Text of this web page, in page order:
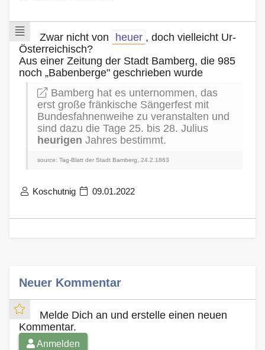
Zwar nicht von heuer , doch vielleicht Ur-
Österreichisch?
Aus einer Zeitung der Stadt Bamberg, die 985
noch „Babenberge" geschrieben wurde
Bamberg hat es unternommen, das
erst große fränkische Sängerfest mit
Bundesfahnenweihe zu veranstalten und
sind dazu die Tage 25. bis 28. Julius
heurigen Jahres bestimmt.
source: Tag-Blatt der Stadt Bamberg, 24.2.1863
Koschutnig 09.01.2022
Neuer Kommentar
Melde Dich an und erstelle einen neuen
Kommentar.
Anmelden